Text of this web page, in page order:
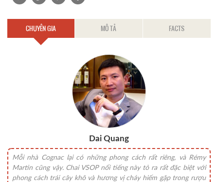
CHUYÊN GIA MÔ TẢ FACTS
Dai Quang
Mỗi nhà Cognac lại có những phong cách rất riêng, và Rémy
Martin cũng vậy. Chai VSOP nổi tiếng này tỏ ra rất đặc biệt với
phong cách trái cây khô và hương vị cháy hiếm gặp trong rượu